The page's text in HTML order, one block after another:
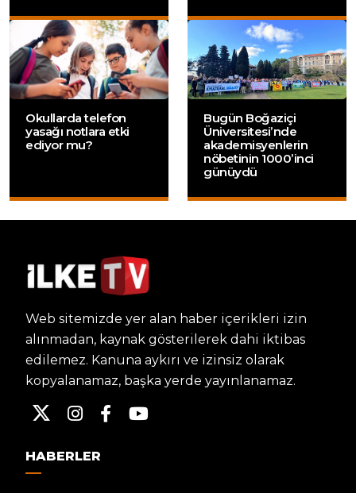
Okullarda telefon
yasağı notlara etki
ediyor mu?
Bugün Boğaziçi
Üniversitesi’nde
akademisyenlerin
nöbetinin 1000’inci
günüydü
Web sitemizde yer alan haber içerikleri izin
alınmadan, kaynak gösterilerek dahi iktibas
edilemez. Kanuna aykırı ve izinsiz olarak
kopyalanamaz, başka yerde yayınlanamaz.
HABERLER